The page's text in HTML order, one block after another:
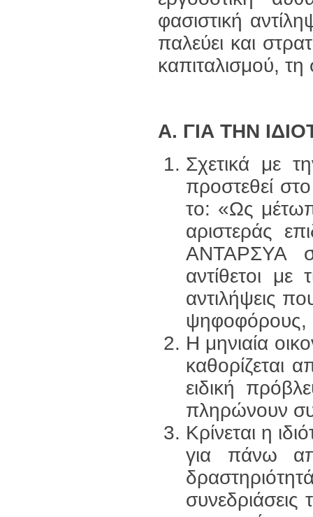
φασιστική
παλεύει και
καπιταλισμού, τη
Α. ΓΙΑ ΤΗΝ
Σχετικά με
προστεθεί
το: «Ως
αριστεράς
ΑΝΤΑΡΣΥΑ
αντίθετοι με
αντιλήψεις
ψηφοφόρους,
Η μηνιαία
καθορίζεται
ειδική
πληρώνουν
Κρίνεται η
για πάνω
συνεδριάσεις